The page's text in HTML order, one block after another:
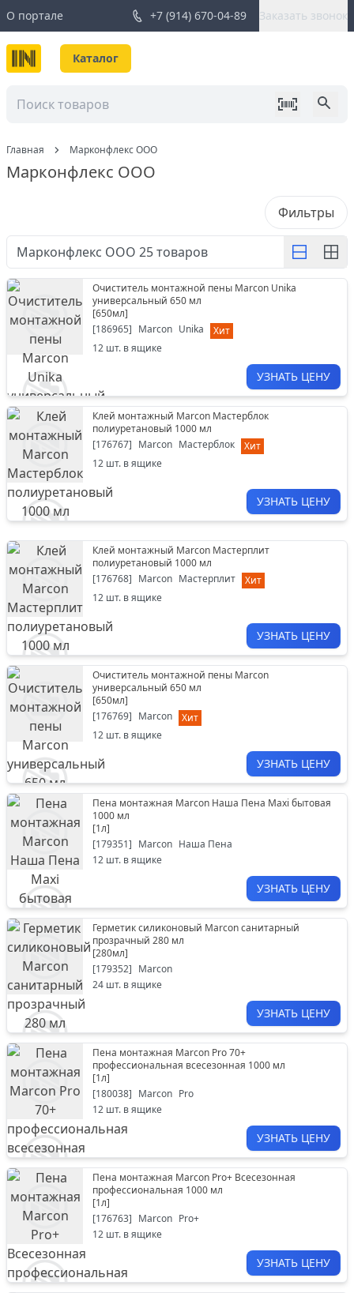
О портале +7 (914) 670-04-89 Заказать звонок
Каталог
Главная Марконфлекс ООО
Марконфлекс ООО
Фильтры
Марконфлекс ООО 25товаров
Очиститель монтажной пены Marcon Unika
универсальный 650 мл
[650мл]
[186965] Marcon Unika
Хит
12 шт. в ящике
УЗНАТЬ ЦЕНУ
Клей монтажный Marcon Мастерблок
полиуретановый 1000 мл
[176767] Marcon Мастерблок
Хит
12 шт. в ящике
УЗНАТЬ ЦЕНУ
Клей монтажный Marcon Мастерплит
полиуретановый 1000 мл
[176768] Marcon Мастерплит
Хит
12 шт. в ящике
УЗНАТЬ ЦЕНУ
Очиститель монтажной пены Marcon
универсальный 650 мл
[650мл]
[176769] Marcon
Хит
12 шт. в ящике
УЗНАТЬ ЦЕНУ
Пена монтажная Marcon Наша Пена Maxi бытовая
1000 мл
[1л]
[179351] Marcon Наша Пена
12 шт. в ящике
УЗНАТЬ ЦЕНУ
Герметик силиконовый Marcon санитарный
прозрачный 280 мл
[280мл]
[179352] Marcon
24 шт. в ящике
УЗНАТЬ ЦЕНУ
Пена монтажная Marcon Pro 70+
профессиональная всесезонная 1000 мл
[1л]
[180038] Marcon Pro
12 шт. в ящике
УЗНАТЬ ЦЕНУ
Пена монтажная Marcon Pro+ Всесезонная
профессиональная 1000 мл
[1л]
[176763] Marcon Pro+
12 шт. в ящике
УЗНАТЬ ЦЕНУ